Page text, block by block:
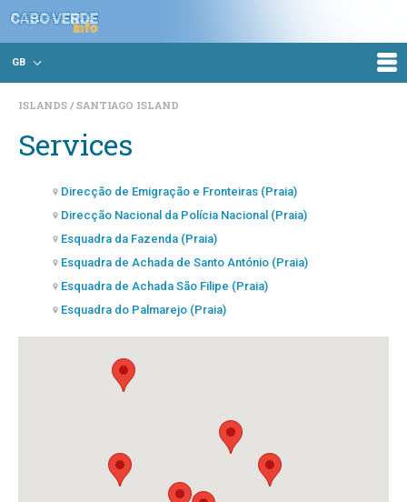
GB
ISLANDS SANTIAGO ISLAND
Services
Direcção de Emigração e Fronteiras (Praia)
Direcção Nacional da Polícia Nacional (Praia)
Esquadra da Fazenda (Praia)
Esquadra de Achada de Santo António (Praia)
Esquadra de Achada São Filipe (Praia)
Esquadra do Palmarejo (Praia)
Esquadra Policial de Assomada (Assomada - Sta. Catarina)
Esquadra Policial de Calheta de São Miguel (Calheta S.
Esquadra Policial de São Domingos (São Domingos)
Posto Policial da Cidade Velha (Cidade Velha)
Posto Policial da Ribeira da Barca (Ribeira da Barca)
Posto Policial de Milho Branco (Milho Branco)